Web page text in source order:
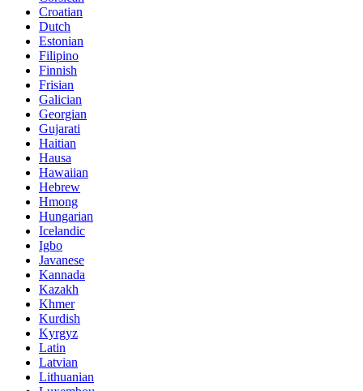
Croatian
Dutch
Estonian
Filipino
Finnish
Frisian
Galician
Georgian
Gujarati
Haitian
Hausa
Hawaiian
Hebrew
Hmong
Hungarian
Icelandic
Igbo
Javanese
Kannada
Kazakh
Khmer
Kurdish
Kyrgyz
Latin
Latvian
Lithuanian